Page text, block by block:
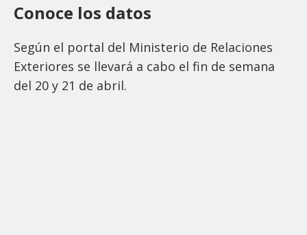
Conoce los datos
Según el portal del Ministerio de Relaciones
Exteriores se llevará a cabo el fin de semana
del 20 y 21 de abril.